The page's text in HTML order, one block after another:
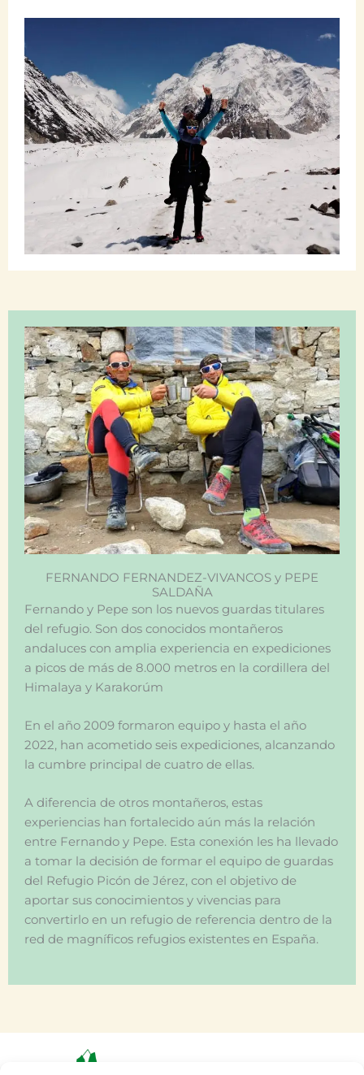
FERNANDO FERNANDEZ-VIVANCOS y PEPE
SALDAÑA
Fernando y Pepe son los nuevos guardas titulares
del refugio. Son dos conocidos montañeros
andaluces con amplia experiencia en expediciones
a picos de más de 8.000 metros en la cordillera del
Himalaya y Karakorúm
En el año 2009 formaron equipo y hasta el año
2022, han acometido seis expediciones, alcanzando
la cumbre principal de cuatro de ellas.
A diferencia de otros montañeros, estas
experiencias han fortalecido aún más la relación
entre Fernando y Pepe. Esta conexión les ha llevado
a tomar la decisión de formar el equipo de guardas
del Refugio Picón de Jérez, con el objetivo de
aportar sus conocimientos y vivencias para
convertirlo en un refugio de referencia dentro de la
red de magníficos refugios existentes en España.